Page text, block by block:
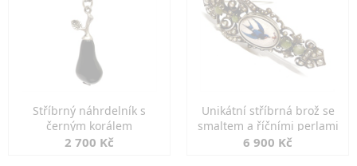
Stříbrný náhrdelník s
černým korálem
2 700 Kč
Unikátní stříbrná brož se
smaltem a říčními perlami
6 900 Kč